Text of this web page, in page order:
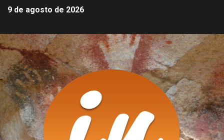
9 de agosto de 2026